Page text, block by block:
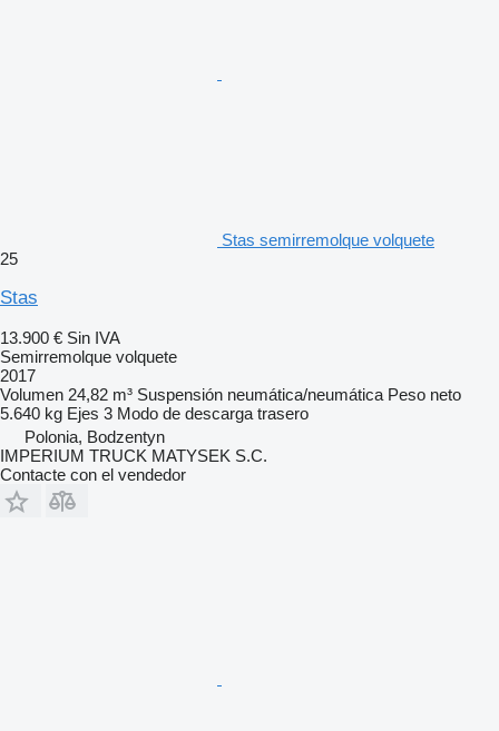
Stas semirremolque volquete
25
Stas
13.900 € Sin IVA
Semirremolque volquete
2017
Volumen 24,82 m³ Suspensión neumática/neumática Peso neto
5.640 kg Ejes 3 Modo de descarga trasero
Polonia, Bodzentyn
IMPERIUM TRUCK MATYSEK S.C.
Contacte con el vendedor